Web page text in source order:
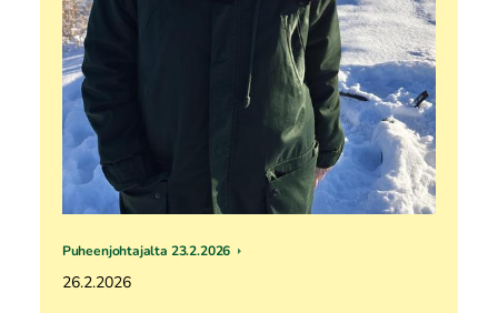
Puheenjohtajalta 23.2.2026
26.2.2026